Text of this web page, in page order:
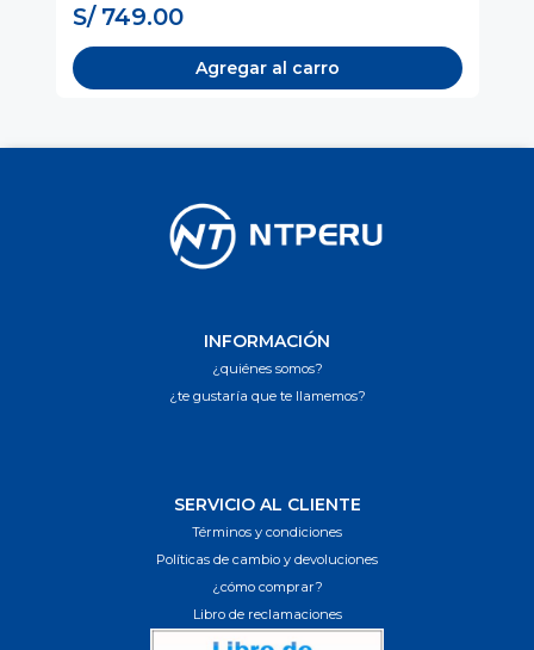
S/ 749.00
Agregar al carro
INFORMACIÓN
¿quiénes somos?
¿te gustaría que te llamemos?
SERVICIO AL CLIENTE
Términos y condiciones
Políticas de cambio y devoluciones
¿cómo comprar?
Libro de reclamaciones